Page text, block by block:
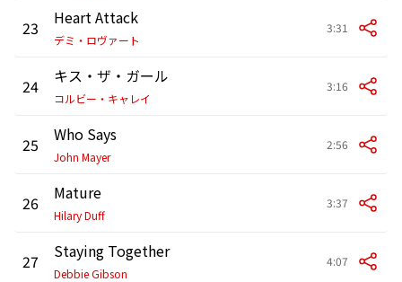
23 Heart Attack
デミ・ロヴァート
3:31
24 キス・ザ・ガール
コルビー・キャレイ
3:16
25 Who Says
John Mayer
2:56
26 Mature
Hilary Duff
3:37
27 Staying Together
Debbie Gibson
4:07